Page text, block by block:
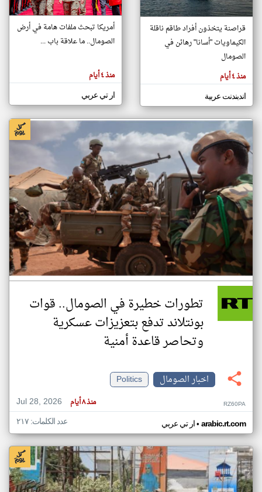
تغيير الدولة
اخبار الصومال على مدار الساعة
أهم اخبار الصومال العاجلة والمباشرة
المقالات
هنا عن
وجهة
كاتبيها.
قراصنة يتخذون أفراد طاقم ناقلة
الكيماويات "أسانا" رهائن في
الصومال
منذ ٤ أيام
اندبندنت عربية
أمريكا تبحث ملفات هامة في أرض
الصومال.. ما علاقة باب ...
منذ ٤ أيام
ار تي عربي
تطورات خطيرة في الصومال.. قوات
بونتلاند تدفع بتعزيزات عسكرية
وتحاصر قاعدة أمنية
اخبار الصومال
Politics
Jul 28, 2026
منذ ٨ أيام RZ60PA
ار تي عربي• arabic.rt.com عدد الكلمات: ٢١٧
klyoum.com